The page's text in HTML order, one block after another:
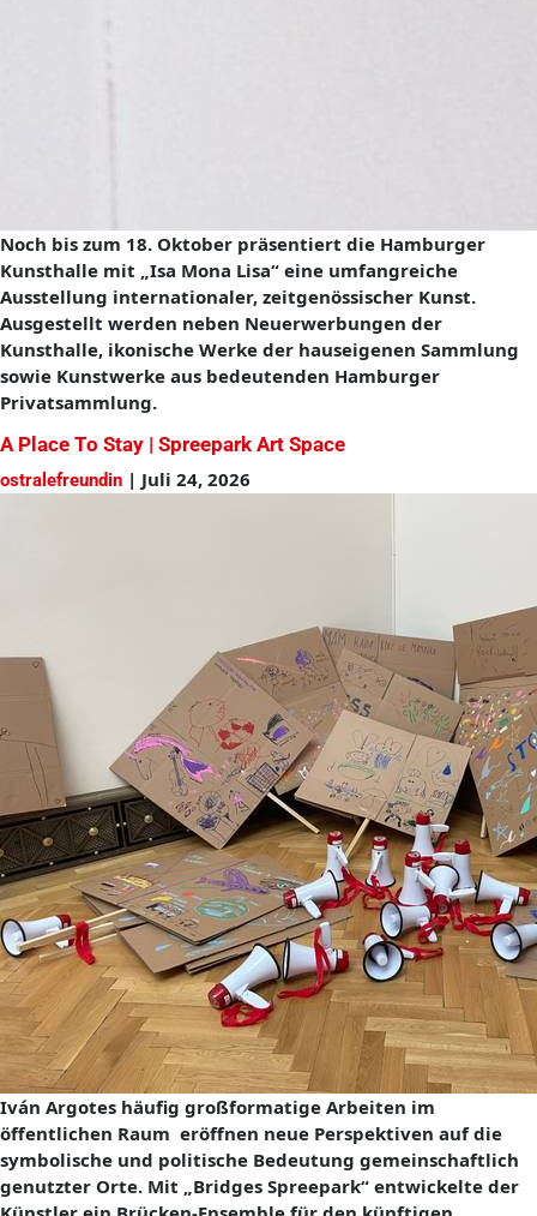
Noch bis zum 18. Oktober präsentiert die Hamburger
Kunsthalle mit „Isa Mona Lisa“ eine umfangreiche
Ausstellung internationaler, zeitgenössischer Kunst.
Ausgestellt werden neben Neuerwerbungen der
Kunsthalle, ikonische Werke der hauseigenen Sammlung
sowie Kunstwerke aus bedeutenden Hamburger
Privatsammlung.
A Place To Stay | Spreepark Art Space
ostralefreundin | Juli 24, 2026
Iván Argotes häufig großformatige Arbeiten im
öffentlichen Raum eröffnen neue Perspektiven auf die
symbolische und politische Bedeutung gemeinschaftlich
genutzter Orte. Mit „Bridges Spreepark“ entwickelte der